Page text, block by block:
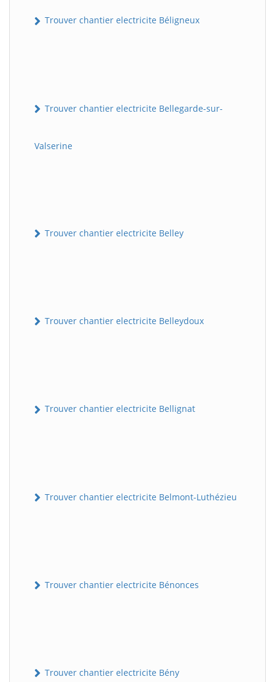
Trouver chantier electricite Béligneux
Trouver chantier electricite Bellegarde-sur-
Valserine
Trouver chantier electricite Belley
Trouver chantier electricite Belleydoux
Trouver chantier electricite Bellignat
Trouver chantier electricite Belmont-Luthézieu
Trouver chantier electricite Bénonces
Trouver chantier electricite Bény